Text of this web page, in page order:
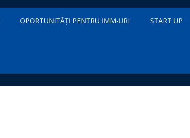
OPORTUNITĂȚI PENTRU IMM-URI START UP